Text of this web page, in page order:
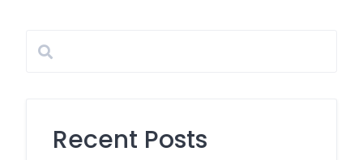
Recent Posts